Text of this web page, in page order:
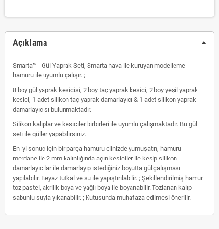
Açıklama
Smarta™ - Gül Yaprak Seti, Smarta hava ile kuruyan modelleme
hamuru ile uyumlu çalışır. ;
8 boy gül yaprak kesicisi, 2 boy taç yaprak kesici, 2 boy yeşil yaprak
kesici, 1 adet silikon taç yaprak damarlayıcı & 1 adet silikon yaprak
damarlayıcısı bulunmaktadır.
Silikon kalıplar ve kesiciler birbirleri ile uyumlu çalışmaktadır. Bu gül
seti ile güller yapabilirsiniz.
En iyi sonuç için bir parça hamuru elinizde yumuşatın, hamuru
merdane ile 2 mm kalınlığında açın kesiciler ile kesip silikon
damarlayıcılar ile damarlayıp istediğiniz boyutta gül çalışması
yapılabilir. Beyaz tutkal ve su ile yapıştırılabilir. ; Şekillendirilmiş hamur
toz pastel, akrilik boya ve yağlı boya ile boyanabilir. Tozlanan kalıp
sabunlu suyla yıkanabilir. ; Kutusunda muhafaza edilmesi önerilir.